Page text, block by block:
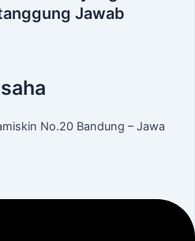
Jawab
No.20 Bandung – Jawa